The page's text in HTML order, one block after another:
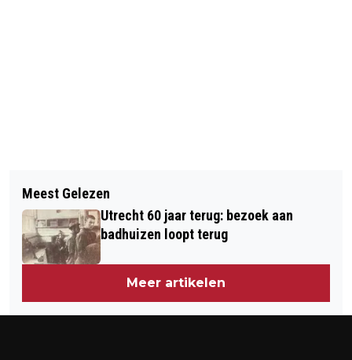
POLITIEK WIL OEFENVELD VOOR
PROFESSIONELE DRONES
NOBELPRIJSWINNAAR MOHAMMAD
YUNUS NAAR UTRECHT
Meest Gelezen
Utrecht 60 jaar terug: bezoek aan
badhuizen loopt terug
Meer artikelen